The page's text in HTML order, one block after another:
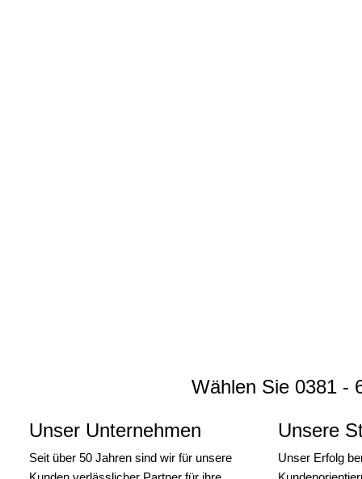
Wählen Sie 0381 -
Unser Unternehmen
Seit über 50 Jahren sind wir für unsere
Unsere
Unser Erfolg